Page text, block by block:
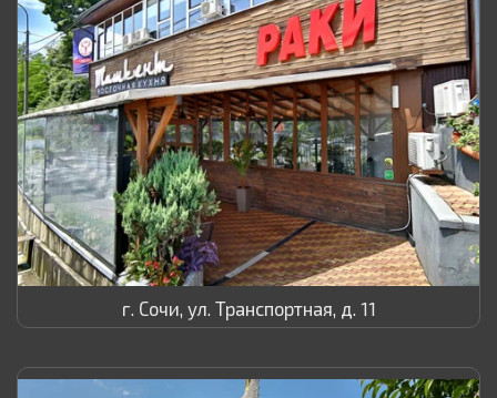
г. Сочи, ул. Транспортная, д. 11